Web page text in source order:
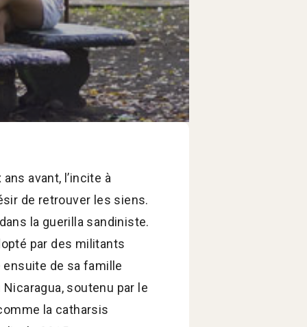
avant, l’incite à
de retrouver les siens.
la guerilla sandiniste.
par des militants
ensuite de sa famille
soutenu par le
la catharsis